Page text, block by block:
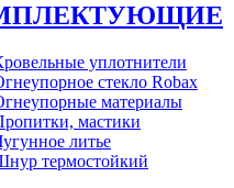
уплотнители
стекло Robax
материалы
мастики
литье
термостойкий